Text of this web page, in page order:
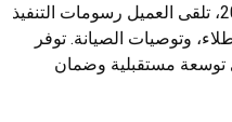
عند اكتمال المشروع في أبريل 2021، تلقى العميل رسومات التنفيذ
وتوصيات الصيانة. توفر
توسعة مستقبلية وضمان